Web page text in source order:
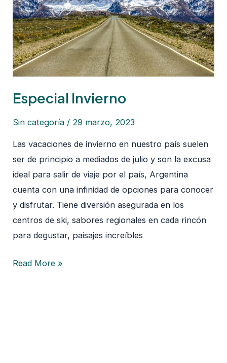
Especial Invierno
Sin categoría / 29 marzo, 2023
Las vacaciones de invierno en nuestro país suelen
ser de principio a mediados de julio y son la excusa
ideal para salir de viaje por el país, Argentina
cuenta con una infinidad de opciones para conocer
y disfrutar. Tiene diversión asegurada en los
centros de ski, sabores regionales en cada rincón
para degustar, paisajes increíbles
Read More »